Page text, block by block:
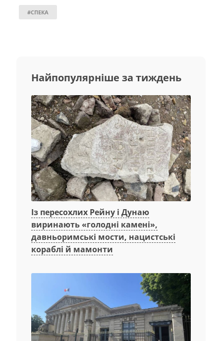
#СПЕКА
Найпопулярніше за тиждень
Із пересохлих Рейну і Дунаю
виринають «голодні камені»,
давньоримські мости, нацистські
кораблі й мамонти